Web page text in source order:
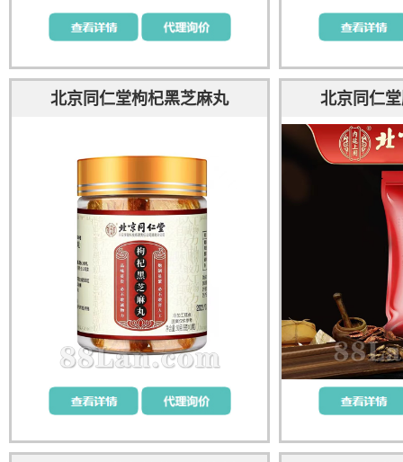
北京同仁堂枸杞黑芝麻丸 北京同仁